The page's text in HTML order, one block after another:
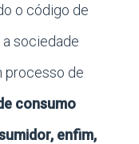
o código de
sociedade
processo de
consumo
enfim,